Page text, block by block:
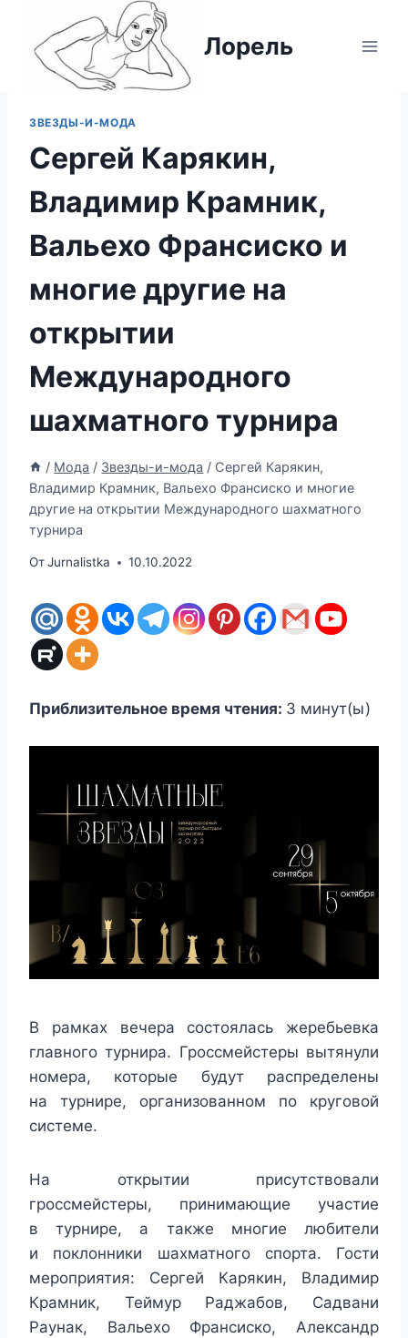
содержимому
Лорель
ЗВЕЗДЫ-И-МОДА
Сергей Карякин,
Владимир Крамник,
Вальехо Франсиско и
многие другие на
открытии
Международного
шахматного турнира
/ Мода / Звезды-и-мода / Сергей Карякин,
Владимир Крамник, Вальехо Франсиско и многие
другие на открытии Международного шахматного
турнира
ОтJurnalistka 10.10.2022
Приблизительное время чтения: 3 минут(ы)
В рамках вечера состоялась жеребьевка
главного турнира. Гроссмейстеры вытянули
номера, которые будут распределены
на турнире, организованном по круговой
системе.
На открытии присутствовали
гроссмейстеры, принимающие участие
в турнире, а также многие любители
и поклонники шахматного спорта. Гости
мероприятия: Сергей Карякин, Владимир
Крамник, Теймур Раджабов, Садвани
Раунак, Вальехо Франсиско, Александр